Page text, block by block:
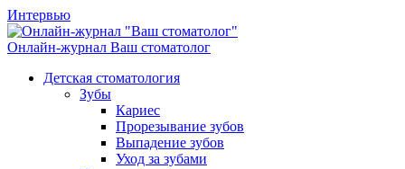
Интервью
Онлайн-журнал Ваш стоматолог
Детская стоматология
Зубы
Кариес
Прорезывание зубов
Выпадение зубов
Уход за зубами